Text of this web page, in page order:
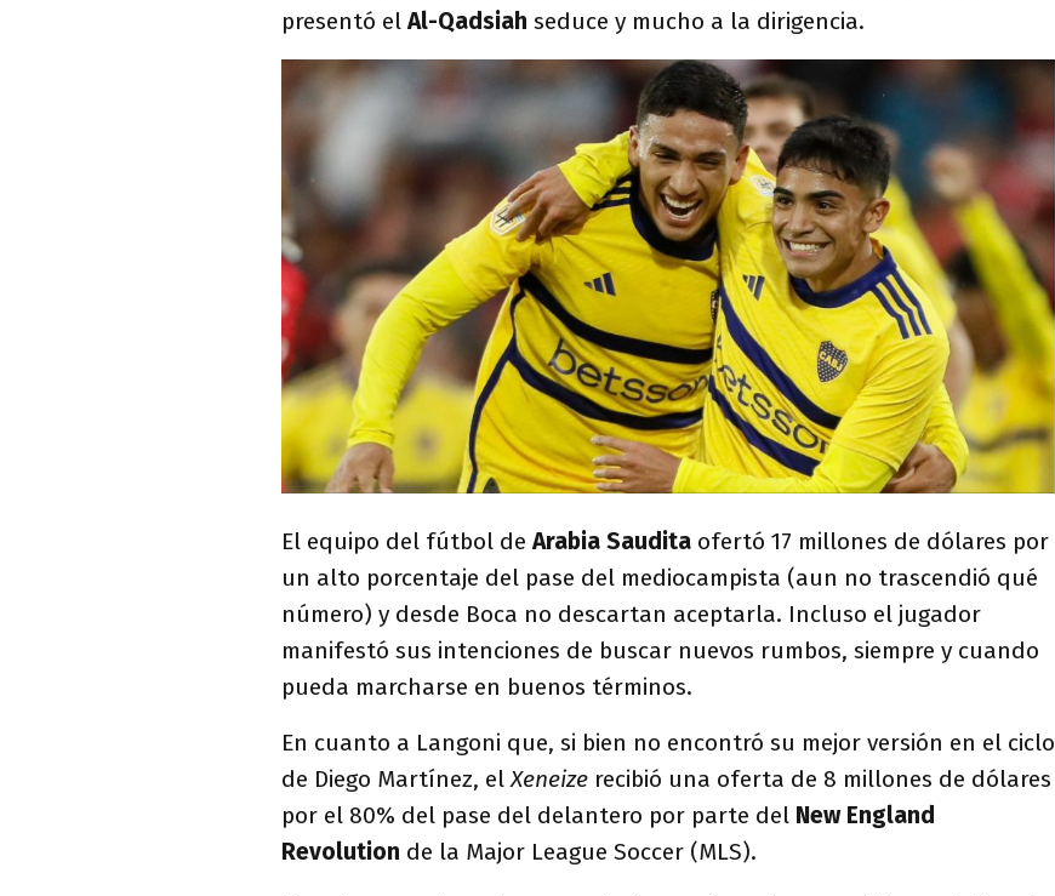
presentó elAl-Qadsiah seduce y mucho a la dirigencia.
El equipo del fútbol deArabia Saudita ofertó 17 millones de dólares por
un alto porcentaje del pase del mediocampista (aun no trascendió qué
número) y desde Boca no descartan aceptarla. Incluso el jugador
manifestó sus intenciones de buscar nuevos rumbos, siempre y cuando
pueda marcharse en buenos términos.
En cuanto a Langoni que, si bien no encontró su mejor versión en el ciclo
de Diego Martínez, elXeneize recibió una oferta de 8 millones de dólares
por el 80% del pase del delantero por parte del New England
Revolution de la Major League Soccer (MLS).